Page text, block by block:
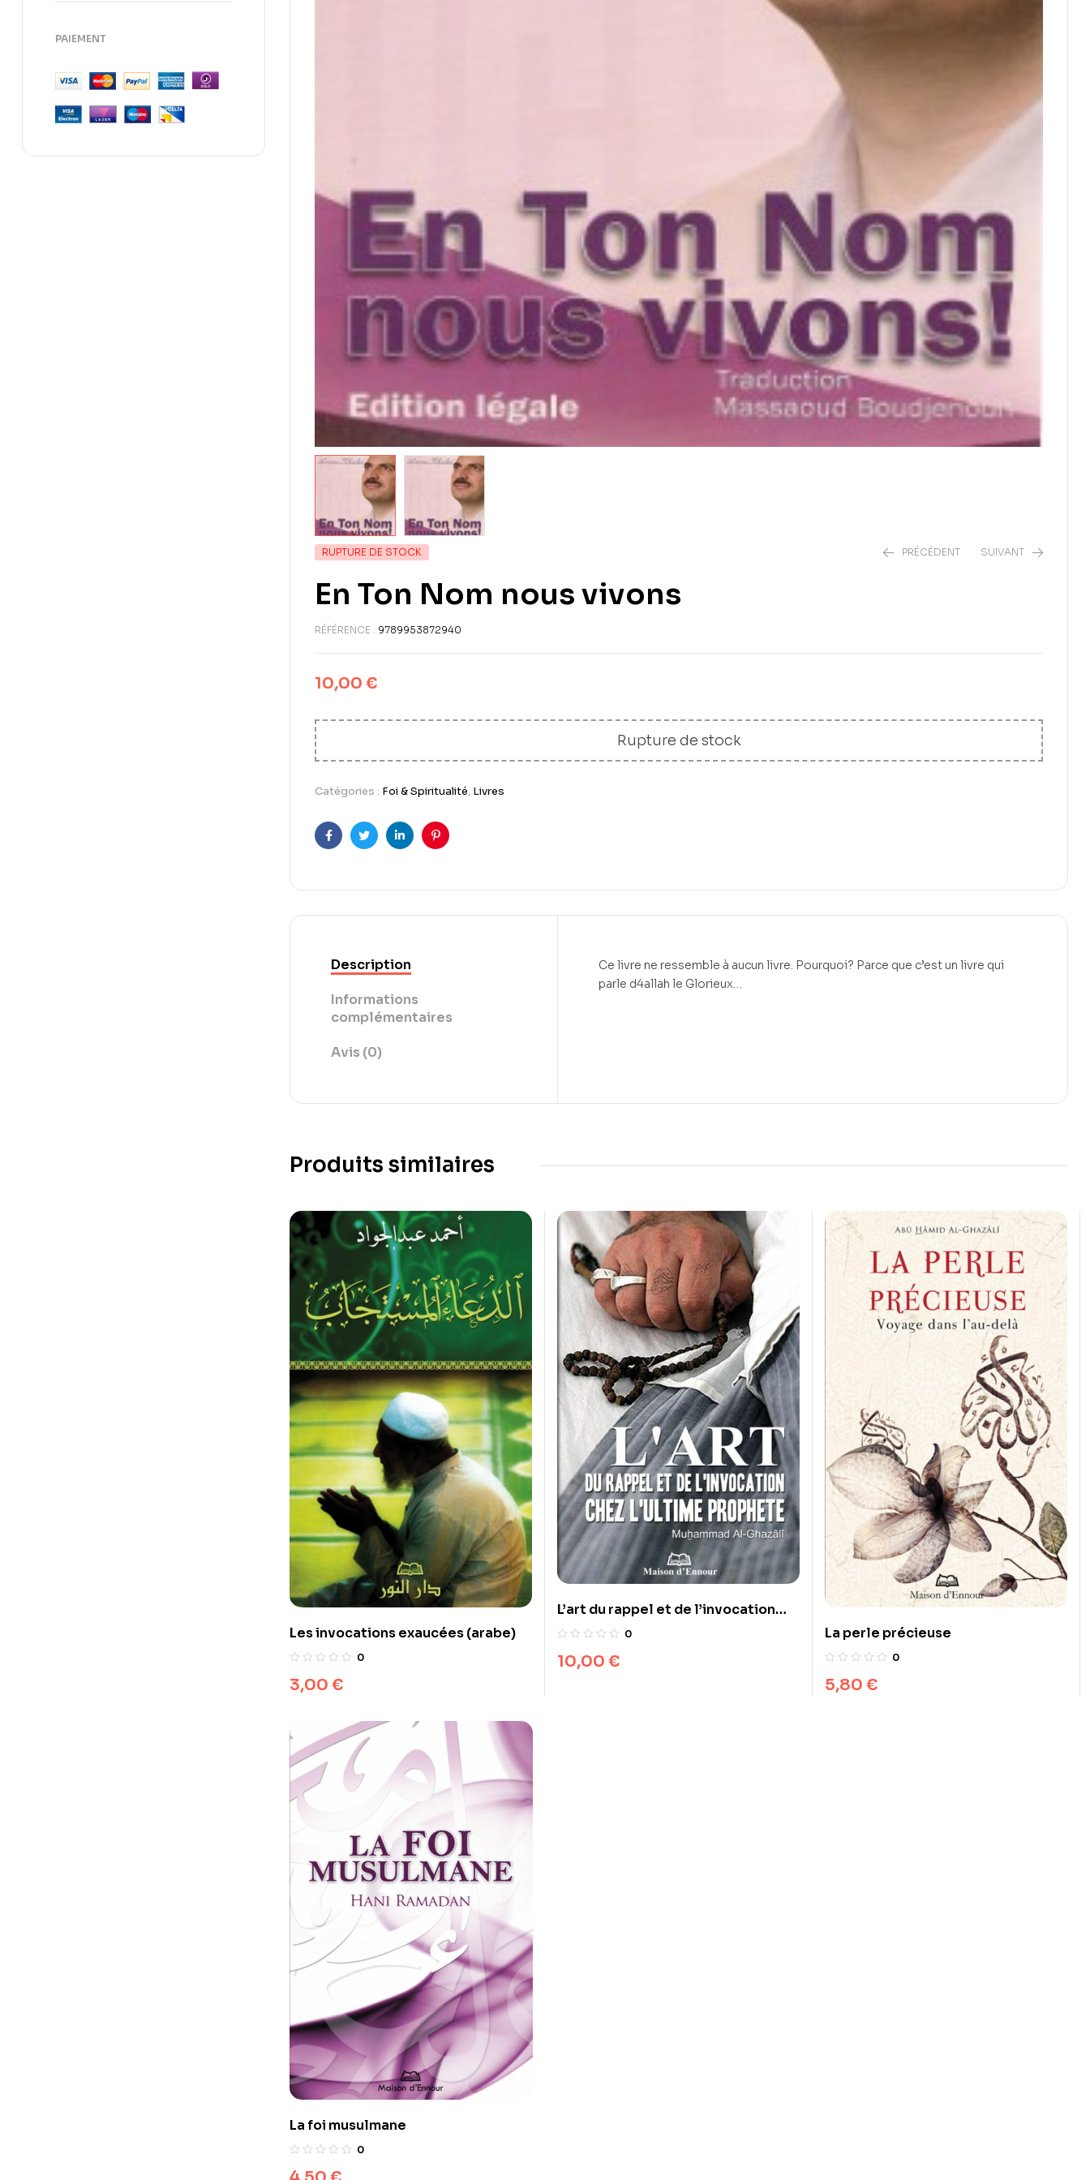
RUPTURE DE STOCK PRÉCÉDENT SUIVANT
En Ton Nom nous vivons
RÉFÉRENCE : 9789953872940
10,00 €
Rupture de stock
Catégories : Foi & Spiritualité, Livres
FacebookTwitterLinkedInPinterest
Description
Informations
complémentaires
Avis (0)
Ce livre ne ressemble à aucun livre. Pourquoi? Parce que c’est un livre qui
parle d4allah le Glorieux…
Produits similaires
Les invocations exaucées (arabe)
0
3,00 €
L’art du rappel et de l’invocation
chez l’ultime Prophète
0
10,00 €
La perle précieuse
0
5,80 €
La foi musulmane
0
PAIEMENT